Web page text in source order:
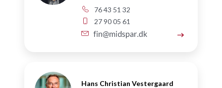
76 43 51 32
27 90 05 61
Hans Christian Vestergaard